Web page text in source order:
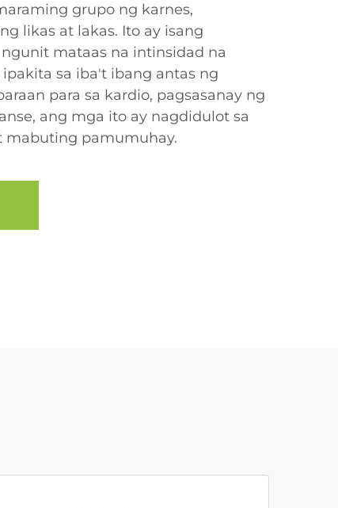
grupo ng karnes,
likas at lakas. Ito ay isang
mataas na intinsidad na
sa iba't ibang antas ng
para sa kardio, pagsasanay ng
ang mga ito ay nagdidulot sa
mabuting pamumuhay.